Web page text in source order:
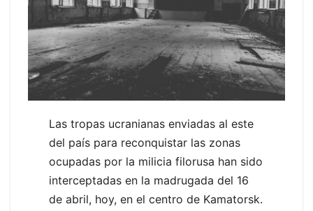
Las tropas ucranianas enviadas al este
del país para reconquistar las zonas
ocupadas por la milicia filorusa han sido
interceptadas en la madrugada del 16
de abril, hoy, en el centro de Kamatorsk.